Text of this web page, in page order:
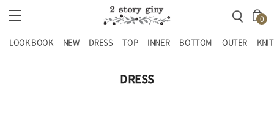
0
LOOK BOOK NEW DRESS TOP INNER BOTTOM OUTER KNIT
DRESS